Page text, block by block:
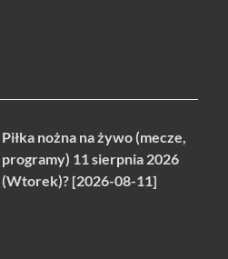
Piłka nożna na żywo (mecze,
programy) 11 sierpnia 2026
(Wtorek)? [2026-08-11]